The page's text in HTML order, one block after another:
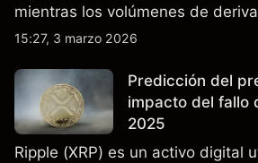
mientras los volúmenes de
actividad spot y los ETF spot de
pasado no es un indicador fiable
futuros.
15:27, 3 marzo 2026
Predicción del
impacto del fallo
2025
Ripple (XRP) es un activo digital